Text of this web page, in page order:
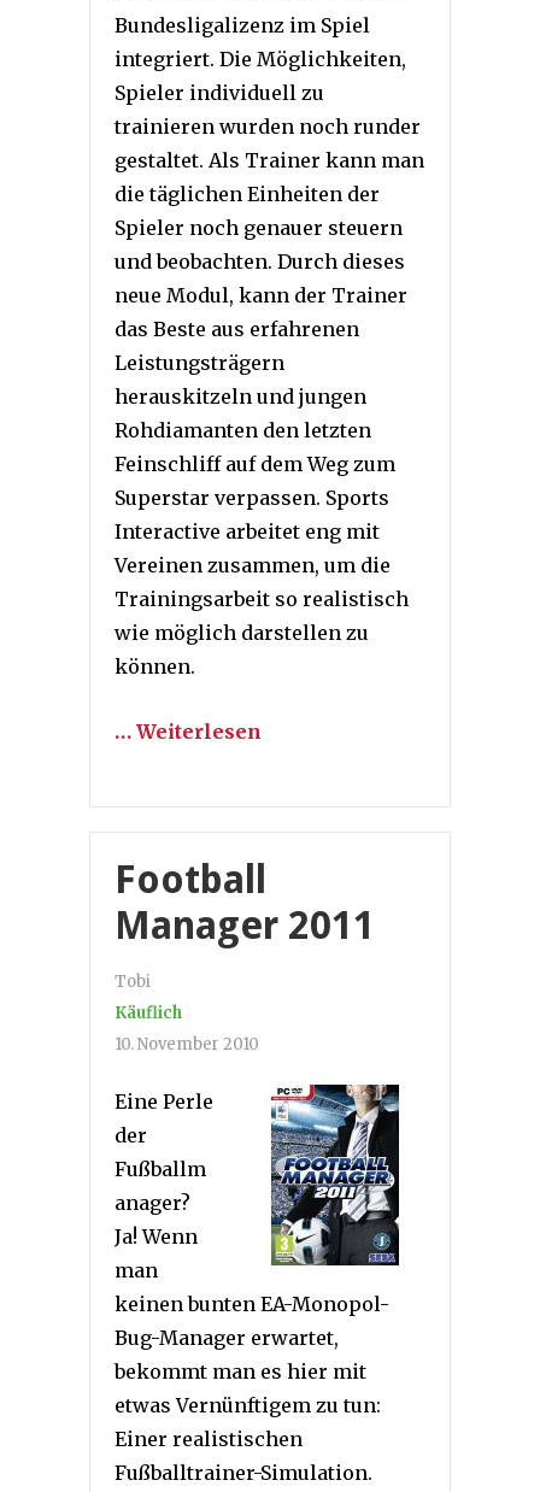
Bundesligalizenz im Spiel
integriert. Die Möglichkeiten,
Spieler individuell zu
trainieren wurden noch runder
gestaltet. Als Trainer kann man
die täglichen Einheiten der
Spieler noch genauer steuern
und beobachten. Durch dieses
neue Modul, kann der Trainer
das Beste aus erfahrenen
Leistungsträgern
herauskitzeln und jungen
Rohdiamanten den letzten
Feinschliff auf dem Weg zum
Superstar verpassen. Sports
Interactive arbeitet eng mit
Vereinen zusammen, um die
Trainingsarbeit so realistisch
wie möglich darstellen zu
können.
… Weiterlesen
Football
Manager 2011
Tobi
Käuflich
10. November 2010
Eine Perle
der
Fußballm
anager?
Ja! Wenn
man
keinen bunten EA-Monopol-
Bug-Manager erwartet,
bekommt man es hier mit
etwas Vernünftigem zu tun:
Einer realistischen
Fußballtrainer-Simulation.